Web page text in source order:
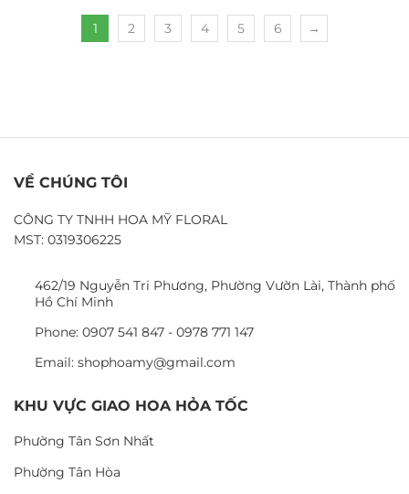
1 2 3 4 5 6 →
VỀ CHÚNG TÔI
CÔNG TY TNHH HOA MỸ FLORAL
MST: 0319306225
462/19 Nguyễn Tri Phương, Phường Vườn Lài, Thành phố
Hồ Chí Minh
Phone: 0907 541 847 - 0978 771 147
Email: shophoamy@gmail.com
KHU VỰC GIAO HOA HỎA TỐC
Phường Tân Sơn Nhất
Phường Tân Hòa